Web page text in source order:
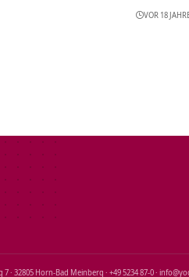
VOR 18
· 32805 Horn‑Bad Meinberg · +49 5234 87‑0 ·